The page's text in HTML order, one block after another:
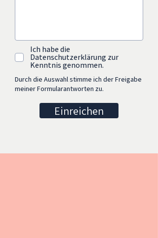
Ich habe die
Datenschutzerklärung zur
Kenntnis genommen.
Durch die Auswahl stimme ich der Freigabe
meiner Formularantworten zu.
Einreichen